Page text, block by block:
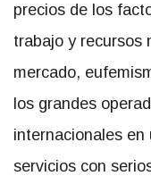
precios de los
trabajo y recursos
mercado,
los grandes
internacionales
servicios con